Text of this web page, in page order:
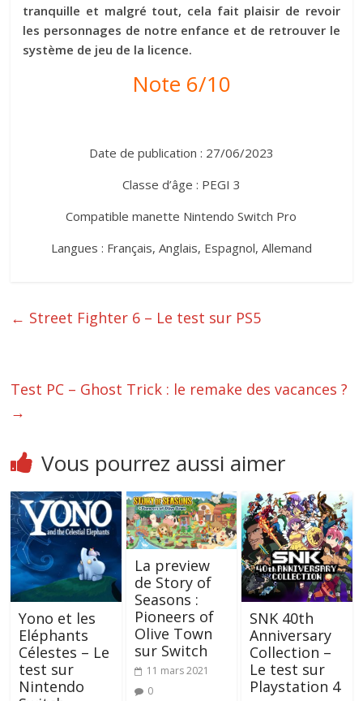
tranquille et malgré tout, cela fait plaisir de revoir
les personnages de notre enfance et de retrouver le
système de jeu de la licence.
Note 6/10
Date de publication : 27/06/2023
Classe d’âge : PEGI 3
Compatible manette Nintendo Switch Pro
Langues : Français, Anglais, Espagnol, Allemand
← Street Fighter 6 – Le test sur PS5
Test PC – Ghost Trick : le remake des vacances ?
→
Vous pourrez aussi aimer
Yono et les
Eléphants
Célestes – Le
test sur
Nintendo
La preview
de Story of
Seasons :
Pioneers of
Olive Town
sur Switch
11 mars 2021
0
SNK 40th
Anniversary
Collection –
Le test sur
Playstation 4